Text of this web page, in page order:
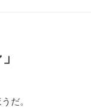
だ。